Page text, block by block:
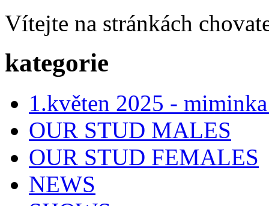
Vítejte na stránkách
kategorie
1.květen 2025 -
OUR STUD MALES
OUR STUD FEMALES
NEWS